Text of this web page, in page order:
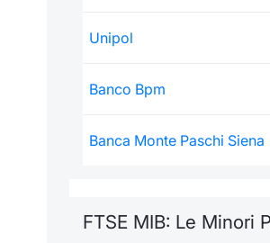
Unipol
Banco Bpm
Banca Monte Paschi Siena
FTSE MIB: Le Minori